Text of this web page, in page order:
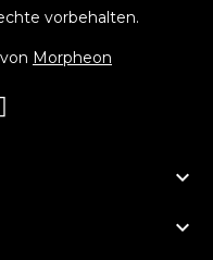
vorbehalten.
Morpheon

